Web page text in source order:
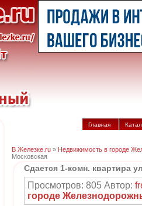
Главная
В Железке.ru » Недвижимость в городе
Московская
Сдается 1-комн. квартира
Просмотров: 805 Автор:
городе